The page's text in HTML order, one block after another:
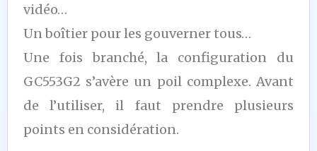
vidéo…
Un boîtier pour les gouverner tous…
Une fois branché, la configuration du
GC553G2 s’avère un poil complexe. Avant
de l’utiliser, il faut prendre plusieurs
points en considération.